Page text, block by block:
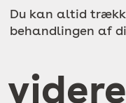
Du kan altid
behandlingen af